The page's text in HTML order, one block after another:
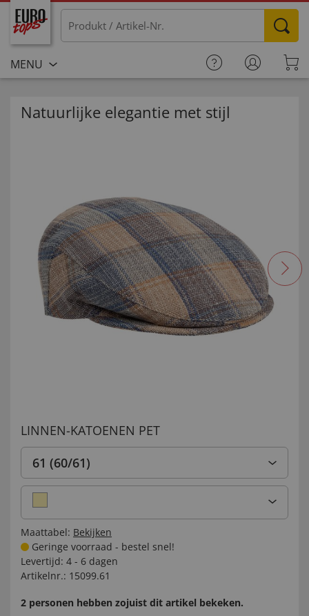
MENU
Natuurlijke elegantie met stijl
LINNEN-KATOENEN PET
61 (60/61)
Maattabel: Bekijken
Geringe voorraad - bestel snel!
Levertijd: 4 - 6 dagen
Artikelnr.: 15099.61
2 personen hebben zojuist dit artikel bekeken.